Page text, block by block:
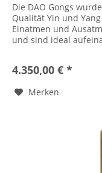
Die DAO Gongs
Qualität Yin und
Einatmen und
und sind ideal
4.350,00 € *
Merken